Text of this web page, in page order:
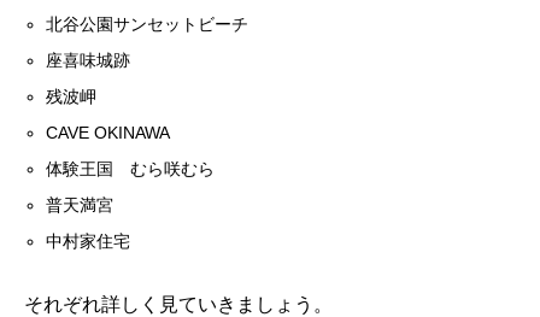
北谷公園サンセットビーチ
座喜味城跡
残波岬
CAVE OKINAWA
体験王国 むら咲むら
普天満宮
中村家住宅
それぞれ詳しく見ていきましょう。